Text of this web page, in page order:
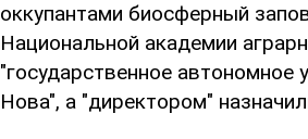
оккупантами биосферный
Национальной академии
"государственное
Нова", а "директором"